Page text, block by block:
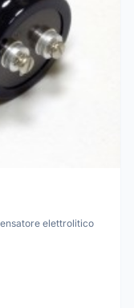
elettrolitico